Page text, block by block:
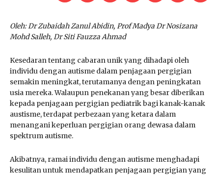
Oleh: Dr Zubaidah Zanul Abidin, Prof Madya Dr Nosizana
Mohd Salleh, Dr Siti Fauzza Ahmad
Kesedaran tentang cabaran unik yang dihadapi oleh
individu dengan autisme dalam penjagaan pergigian
semakin meningkat, terutamanya dengan peningkatan
usia mereka. Walaupun penekanan yang besar diberikan
kepada penjagaan pergigian pediatrik bagi kanak-kanak
austisme, terdapat perbezaan yang ketara dalam
menangani keperluan pergigian orang dewasa dalam
spektrum autisme.
Akibatnya, ramai individu dengan autisme menghadapi
kesulitan untuk mendapatkan penjagaan pergigian yang